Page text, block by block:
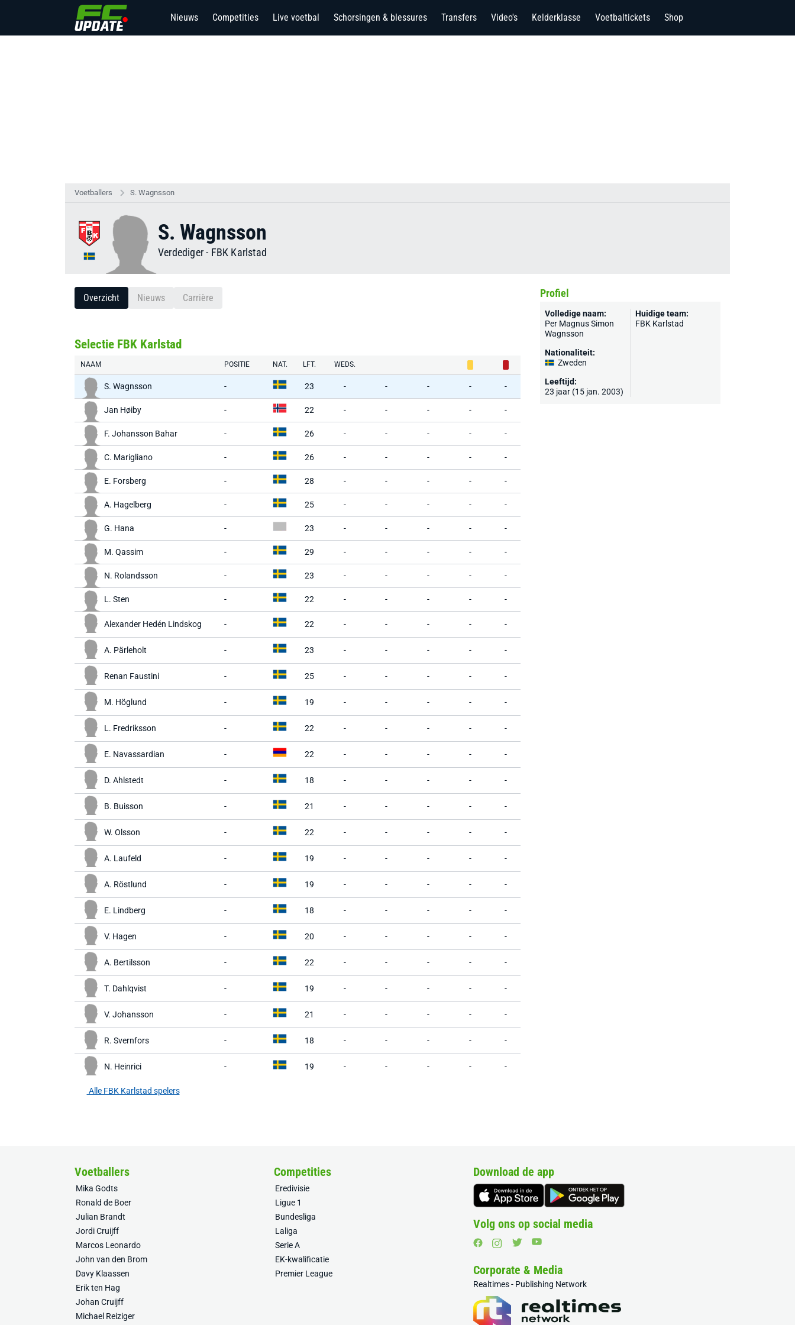
Nieuws Competities Live voetbal Schorsingen & blessures Transfers Video's Kelderklasse Voetbaltickets Shop
Voetballers S. Wagnsson
S. Wagnsson
Verdediger- FBK Karlstad
Overzicht Nieuws Carrière
Selectie FBK Karlstad
NAAM POSITIE NAT. LFT. WEDS.
S. Wagnsson - 23 - - - - -
Jan Høiby - 22 - - - - -
F. Johansson Bahar - 26 - - - - -
C. Marigliano - 26 - - - - -
E. Forsberg - 28 - - - - -
A. Hagelberg - 25 - - - - -
G. Hana - 23 - - - - -
M. Qassim - 29 - - - - -
N. Rolandsson - 23 - - - - -
L. Sten - 22 - - - - -
Alexander Hedén Lindskog - 22 - - - - -
A. Pärleholt - 23 - - - - -
Renan Faustini - 25 - - - - -
M. Höglund - 19 - - - - -
L. Fredriksson - 22 - - - - -
E. Navassardian - 22 - - - - -
D. Ahlstedt - 18 - - - - -
B. Buisson - 21 - - - - -
W. Olsson - 22 - - - - -
A. Laufeld - 19 - - - - -
A. Röstlund - 19 - - - - -
E. Lindberg - 18 - - - - -
V. Hagen - 20 - - - - -
A. Bertilsson - 22 - - - - -
T. Dahlqvist - 19 - - - - -
V. Johansson - 21 - - - - -
R. Svernfors - 18 - - - - -
N. Heinrici - 19 - - - - -
Alle FBK Karlstad spelers
Profiel
Volledige naam:
Per Magnus Simon
Wagnsson
Nationaliteit:
Zweden
Leeftijd:
23 jaar (15 jan. 2003)
Huidige team:
FBK Karlstad
Voetballers
Mika Godts
Ronald de Boer
Julian Brandt
Jordi Cruijff
Marcos Leonardo
John van den Brom
Davy Klaassen
Erik ten Hag
Johan Cruijff
Michael Reiziger
Competities
Eredivisie
Ligue 1
Bundesliga
Laliga
Serie A
EK-kwalificatie
Premier League
Download de app
Volg ons op social media
Corporate & Media
Realtimes - Publishing Network